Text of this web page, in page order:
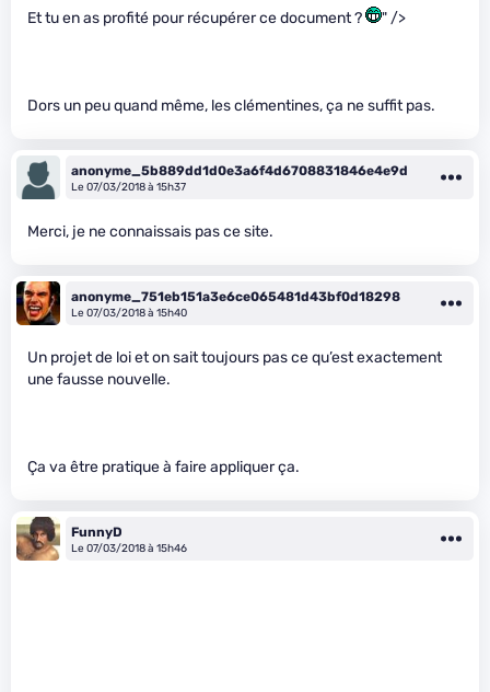
Et tu en as profité pour récupérer ce document ? " />
Dors un peu quand même, les clémentines, ça ne suffit pas.
anonyme_5b889dd1d0e3a6f4d6708831846e4e9d
Le 07/03/2018 à 15h37
Merci, je ne connaissais pas ce site.
anonyme_751eb151a3e6ce065481d43bf0d18298
Le 07/03/2018 à 15h40
Un projet de loi et on sait toujours pas ce qu’est exactement
une fausse nouvelle.
Ça va être pratique à faire appliquer ça.
FunnyD
Le 07/03/2018 à 15h46